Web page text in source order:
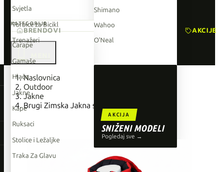
Svjetla
Torbice za Bicikl
Trenažeri
Giant
Orbea
Liv
Shimano
Wahoo
Shimano
Wahoo
O'Neal
AKCIJA
SNIŽENI MODELI
Pogledaj sve →
KATEGORIJE
Čarape
Gamaše
Hlače
Jakne
Kape
Ruksaci
Stolice i Ležaljke
Traka Za Glavu
BRENDOVI AKCIJE

Naslovnica
Outdoor
Jakne
Brugi Zimska Jakna sa Kapuljačom Crvena